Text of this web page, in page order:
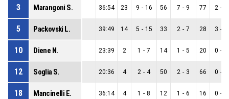
3 Marangoni S. 36:54 23 9 - 16 56 7 - 9 77 2 -
5 Packovski L. 39:49 14 5 - 15 33 2 - 7 28 3 -
10 Diene N. 23:39 2 1 - 7 14 1 - 5 20 0 -
12 Soglia S. 20:36 4 2 - 4 50 2 - 3 66 0 -
18 Mancinelli E. 36:14 4 1 - 8 12 1 - 6 16 0 -